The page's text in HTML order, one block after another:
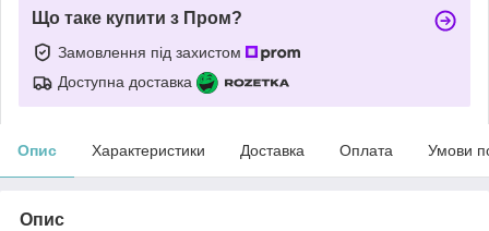
Що таке купити з Пром?
Замовлення під захистом
Доступна доставка
Опис Характеристики Доставка Оплата Умови
Опис